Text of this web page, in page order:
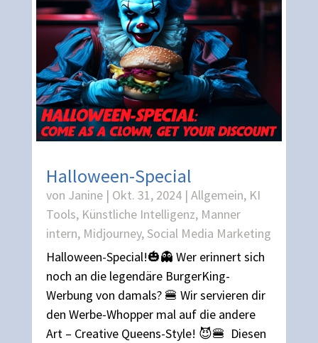
Halloween-Special
von Janine| Okt. 31, 2024| Allgemein, KI
Tools, Künstliche Intelligenz, Manner
intern, Midjourney,Social Media Marketing
Halloween-Special!🎃👻 Wer erinnert sich
noch an die legendäre BurgerKing-
Werbung von damals? 🍔 Wir servieren dir
den Werbe-Whopper mal auf die andere
Art – Creative Queens-Style! 😈🍔 Diesen